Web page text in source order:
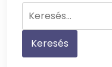
Keresés: